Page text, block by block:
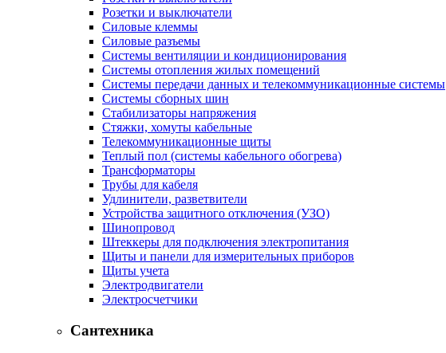
Розетки и выключатели
Силовые клеммы
Силовые разъемы
Системы вентиляции и кондиционирования
Системы отопления жилых помещений
Системы передачи данных и телекоммуникационные системы
Системы сборных шин
Стабилизаторы напряжения
Стяжки, хомуты кабельные
Телекоммуникационные щиты
Теплый пол (системы кабельного обогрева)
Трансформаторы
Трубы для кабеля
Удлинители, разветвители
Устройства защитного отключения (УЗО)
Шинопровод
Штеккеры для подключения электропитания
Щиты и панели для измерительных приборов
Щиты учета
Электродвигатели
Электросчетчики
Сантехника